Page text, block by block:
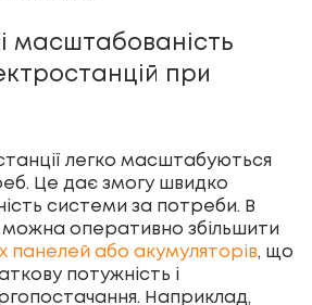
масштабованість
при
легко масштабуються
Це дає змогу швидко
системи за потреби. В
оперативно збільшити
панелей або акумуляторів, що
потужність і
Наприклад,